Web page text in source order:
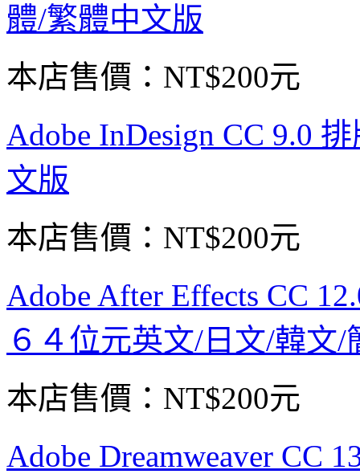
體/繁體中文版
本店售價： NT$200元
Adobe InDesign CC 9.0
文版
本店售價： NT$200元
Adobe After Effects CC
６４位元英文/日文/韓文/
本店售價： NT$200元
Adobe Dreamweaver CC